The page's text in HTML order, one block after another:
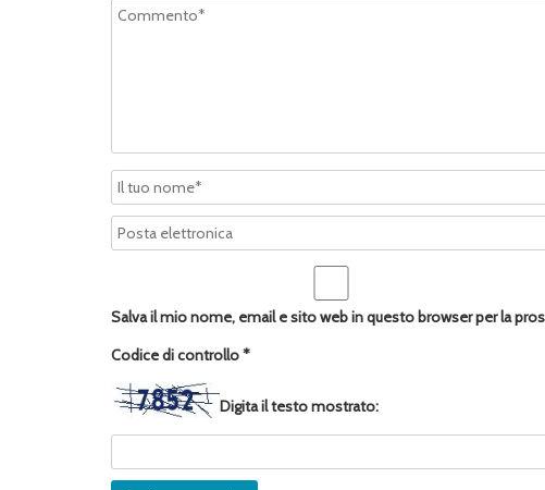
Salva il mio nome, email e sito web in questo browser per la
Codice di controllo*
Digita il testo mostrato: